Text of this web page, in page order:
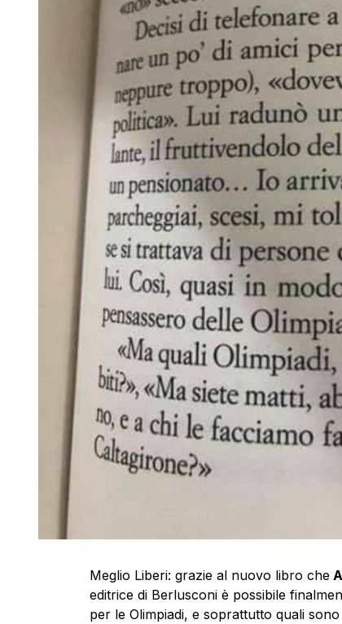
Meglio Liberi: grazie al nuovo libro che
editrice di Berlusconi è possibile
per le Olimpiadi, e soprattutto quali